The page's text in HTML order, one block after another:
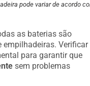
pode variar de acordo
as baterias são
Verificar
para garantir que
sem problemas